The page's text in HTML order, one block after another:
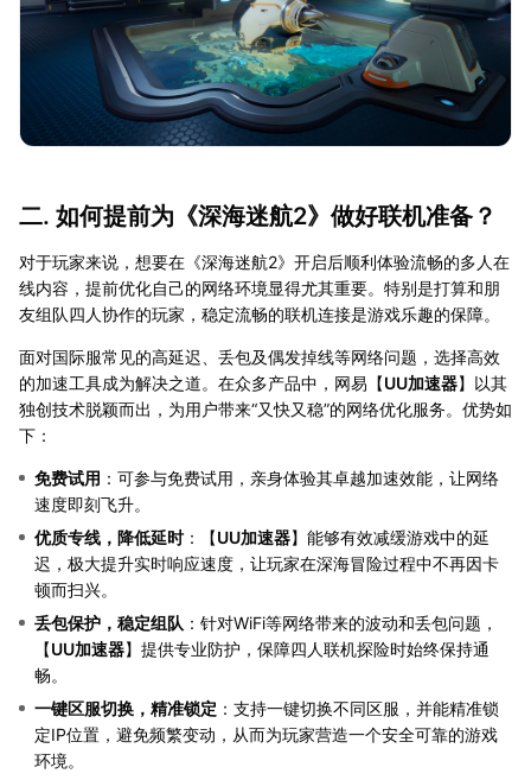
二. 如何提前为《深海迷航2》做好联机准备？
对于玩家来说，想要在《深海迷航2》开启后顺利体验流畅的多人在
线内容，提前优化自己的网络环境显得尤其重要。特别是打算和朋
友组队四人协作的玩家，稳定流畅的联机连接是游戏乐趣的保障。
面对国际服常见的高延迟、丢包及偶发掉线等网络问题，选择高效
的加速工具成为解决之道。在众多产品中，网易【UU加速器】以其
独创技术脱颖而出，为用户带来“又快又稳”的网络优化服务。优势如
下：
免费试用 ：可参与免费试用，亲身体验其卓越加速效能，让网络
速度即刻飞升。
优质专线，降低延时：【UU加速器】能够有效减缓游戏中的延
迟，极大提升实时响应速度，让玩家在深海冒险过程中不再因卡
顿而扫兴。
丢包保护，稳定组队 ：针对WiFi等网络带来的波动和丢包问题，
【UU加速器】提供专业防护，保障四人联机探险时始终保持通
畅。
一键区服切换，精准锁定 ：支持一键切换不同区服，并能精准锁
定IP位置，避免频繁变动，从而为玩家营造一个安全可靠的游戏
环境。